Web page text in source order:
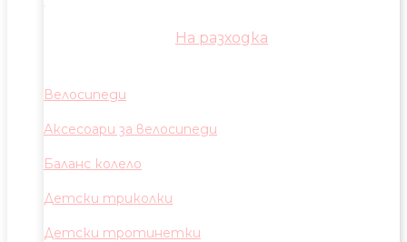
На разходка
Велосипеди
Аксесоари за велосипеди
Баланс колело
Детски триколки
Детски тротинетки